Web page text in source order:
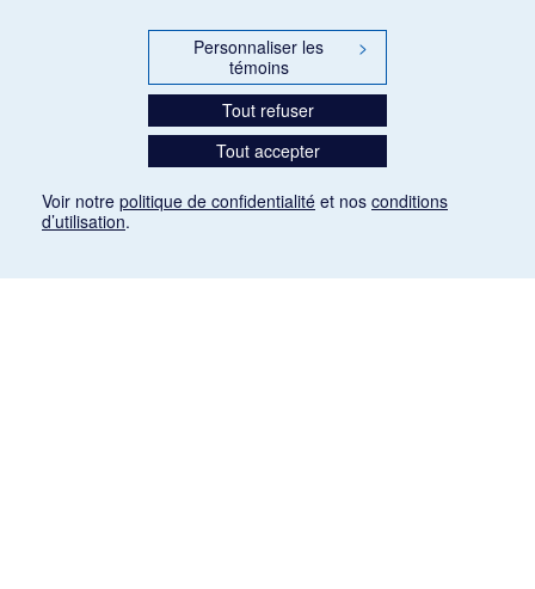
Personnaliser les
témoins
>
Tout refuser
Tout accepter
Voir notre politique de confidentialité et nos conditions
d’utilisation.